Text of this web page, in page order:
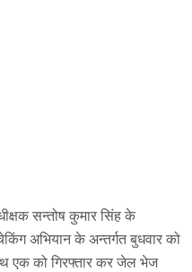
सन्तोष कुमार सिंह के
अभियान के अन्तर्गत बुधवार को
एक को गिरफ्तार कर जेल भेज